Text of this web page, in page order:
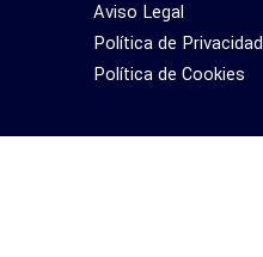
Aviso Legal
Política de Privacidad
Política de Cookies